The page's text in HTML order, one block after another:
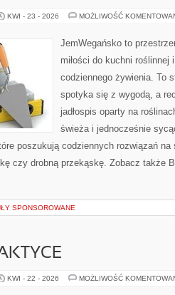
KWI - 23 - 2026 MOŻLIWOŚĆ
JemWegańsko to
miłości do kuchni roślinnej
codziennego żywienia. To
spotyka się z wygodą, a
jadłospis oparty na
świeża i jednocześnie
poszukują codziennych rozwiązań na
czy drobną przekąskę. Zobacz także
SPONSOROWANE
KWI - 22 - 2026 MOŻLIWOŚĆ